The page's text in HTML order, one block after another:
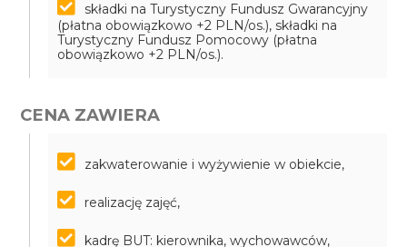
składki na Turystyczny Fundusz Gwarancyjny
(płatna obowiązkowo +2 PLN/os.), składki na
Turystyczny Fundusz Pomocowy (płatna
obowiązkowo +2 PLN/os.).
CENA ZAWIERA
zakwaterowanie i wyżywienie w obiekcie,
realizację zajęć,
kadrę BUT: kierownika, wychowawców,